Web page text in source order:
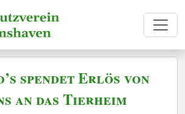
spendet Erlös von
an das Tierheim